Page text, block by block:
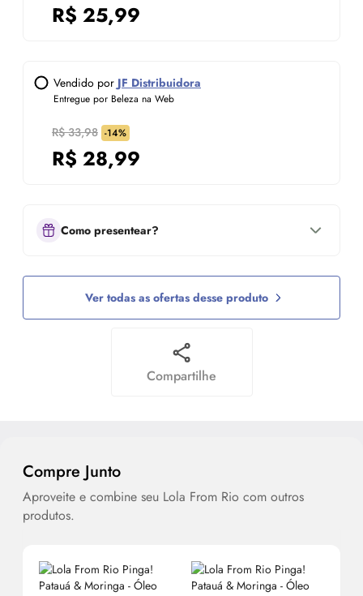
R$ 25,99
Vendido por JF Distribuidora
Entregue por Beleza na Web
R$ 33,98 -14%
R$ 28,99
Como presentear?
Ver todas as ofertas desse produto
Compartilhe
Compre Junto
Aproveite e combine seu Lola From Rio com outros
produtos.